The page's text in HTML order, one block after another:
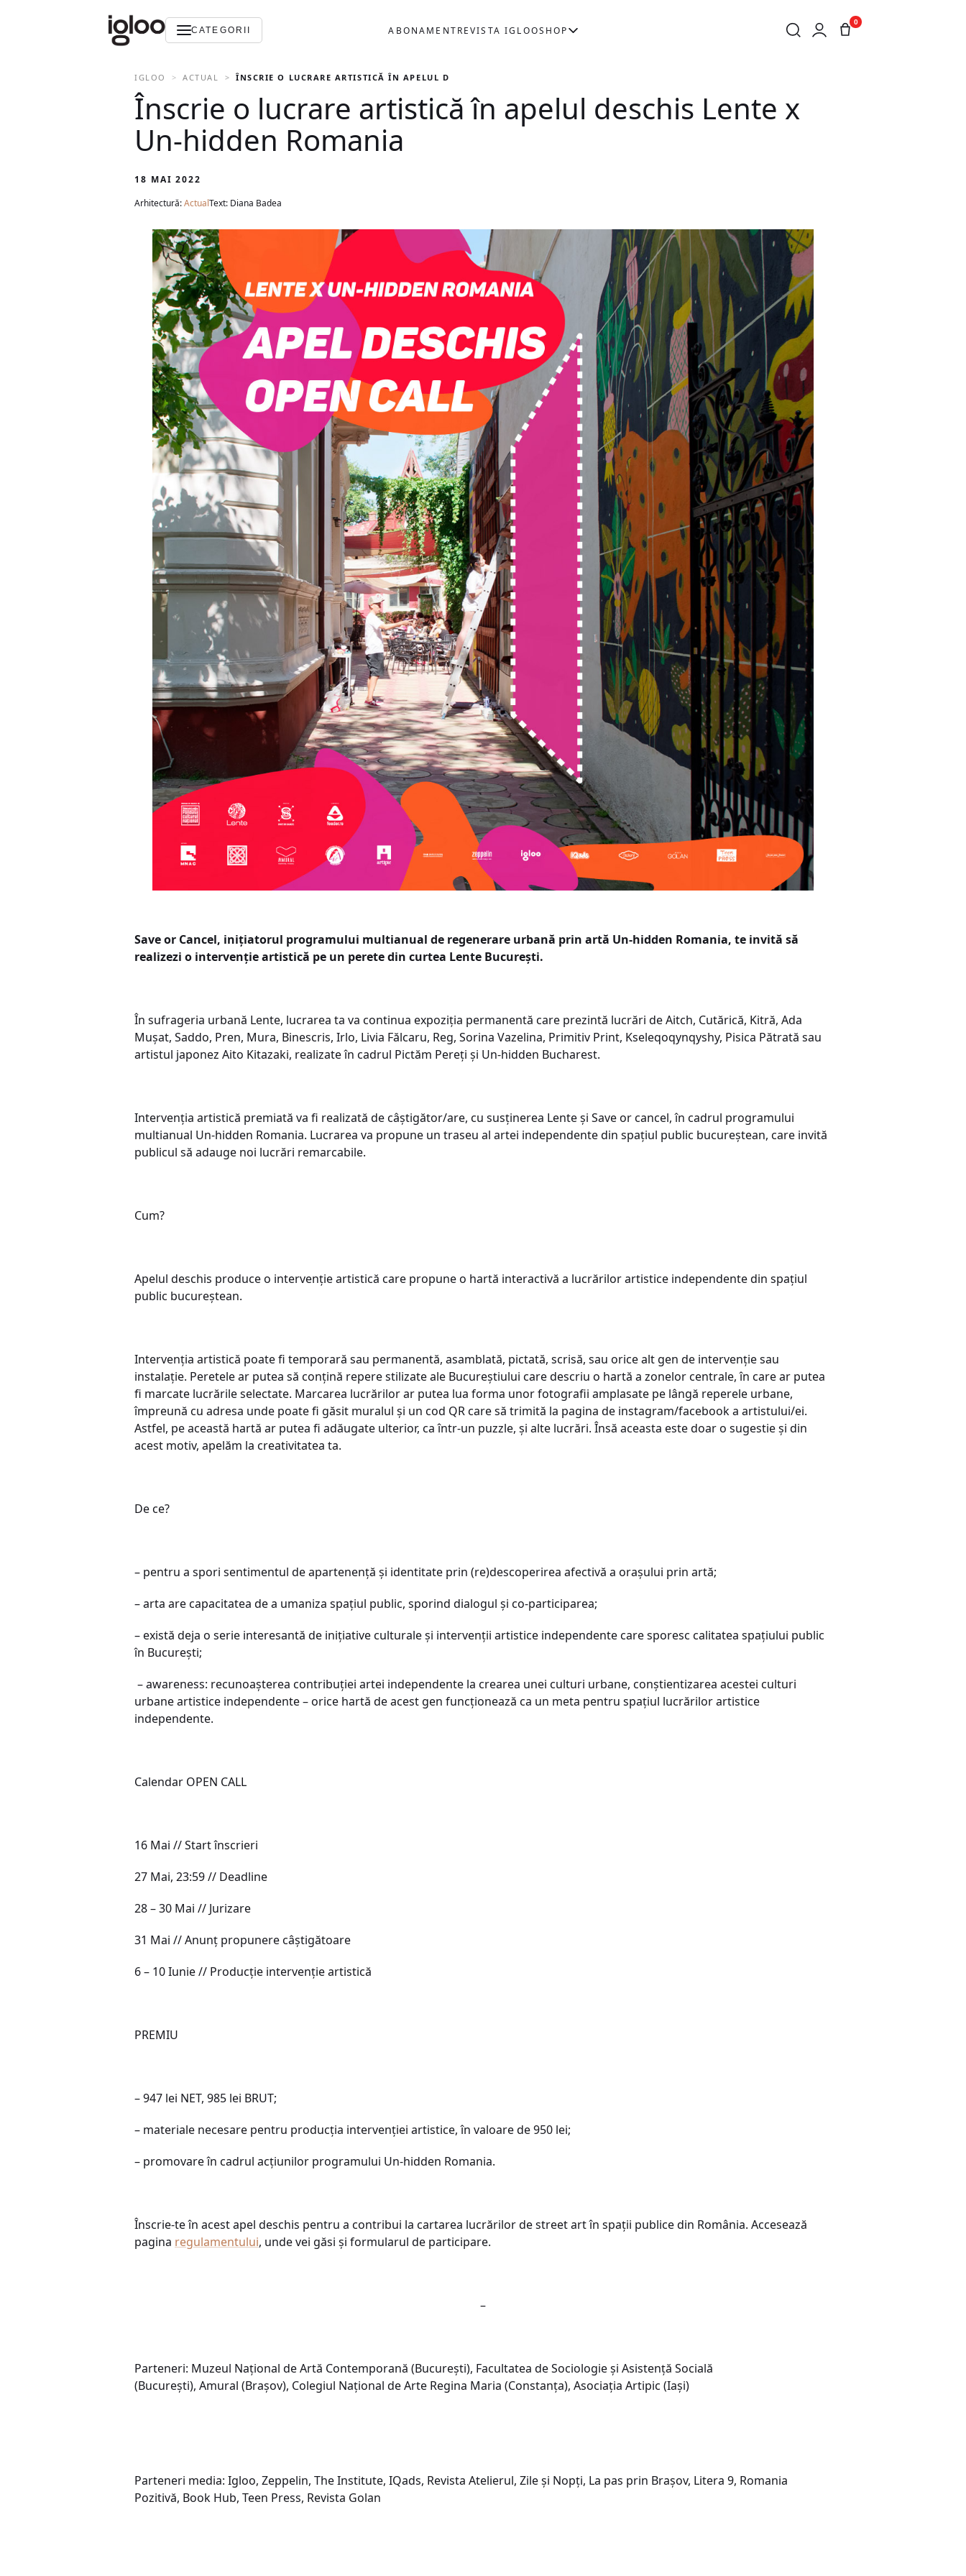
CATEGORII ABONAMENTREVISTA IGLOOSHOP
0
IGLOO ACTUAL ÎNSCRIE O LUCRARE ARTISTICĂ ÎN APELUL DESCHIS LENTE X UN-HIDDEN ROMANIA
Înscrie o lucrare artistică în apelul deschis Lente x
Un-hidden Romania
18 MAI 2022
Arhitectură:ActualText: Diana Badea
Save or Cancel, inițiatorul programului multianual de regenerare urbană prin artă Un-hidden Romania, te invită să
realizezi o intervenție artistică pe un perete din curtea Lente București.
În sufrageria urbană Lente, lucrarea ta va continua expoziția permanentă care prezintă lucrări de Aitch, Cutărică, Kitră, Ada
Mușat, Saddo, Pren, Mura, Binescris, Irlo, Livia Fălcaru, Reg, Sorina Vazelina, Primitiv Print, Kseleqoqynqyshy, Pisica Pătrată sau
artistul japonez Aito Kitazaki, realizate în cadrul Pictăm Pereți și Un-hidden Bucharest.
Intervenția artistică premiată va fi realizată de câștigător/are, cu susținerea Lente și Save or cancel, în cadrul programului
multianual Un-hidden Romania. Lucrarea va propune un traseu al artei independente din spațiul public bucureștean, care invită
publicul să adauge noi lucrări remarcabile.
Cum?
Apelul deschis produce o intervenție artistică care propune o hartă interactivă a lucrărilor artistice independente din spațiul
public bucureștean.
Intervenția artistică poate fi temporară sau permanentă, asamblată, pictată, scrisă, sau orice alt gen de intervenție sau
instalație. Peretele ar putea să conțină repere stilizate ale Bucureștiului care descriu o hartă a zonelor centrale, în care ar putea
fi marcate lucrările selectate. Marcarea lucrărilor ar putea lua forma unor fotografii amplasate pe lângă reperele urbane,
împreună cu adresa unde poate fi găsit muralul și un cod QR care să trimită la pagina de instagram/facebook a artistului/ei.
Astfel, pe această hartă ar putea fi adăugate ulterior, ca într-un puzzle, și alte lucrări. Însă aceasta este doar o sugestie și din
acest motiv, apelăm la creativitatea ta.
De ce?
– pentru a spori sentimentul de apartenență și identitate prin (re)descoperirea afectivă a orașului prin artă;
– arta are capacitatea de a umaniza spațiul public, sporind dialogul și co-participarea;
– există deja o serie interesantă de inițiative culturale și intervenții artistice independente care sporesc calitatea spațiului public
în București;
– awareness: recunoașterea contribuției artei independente la crearea unei culturi urbane, conștientizarea acestei culturi
urbane artistice independente – orice hartă de acest gen funcționează ca un meta pentru spațiul lucrărilor artistice
independente.
Calendar OPEN CALL
16 Mai // Start înscrieri
27 Mai, 23:59 // Deadline
28 – 30 Mai // Jurizare
31 Mai // Anunț propunere câștigătoare
6 – 10 Iunie // Producție intervenție artistică
PREMIU
– 947 lei NET, 985 lei BRUT;
– materiale necesare pentru producția intervenției artistice, în valoare de 950 lei;
– promovare în cadrul acțiunilor programului Un-hidden Romania.
Înscrie-te în acest apel deschis pentru a contribui la cartarea lucrărilor de street art în spații publice din România. Accesează
pagina regulamentului, unde vei găsi și formularul de participare.
–
Parteneri: Muzeul Național de Artă Contemporană (București), Facultatea de Sociologie și Asistență Socială
(București), Amural (Brașov), Colegiul Național de Arte Regina Maria (Constanța), Asociația Artipic (Iași)
Parteneri media: Igloo, Zeppelin, The Institute, IQads, Revista Atelierul, Zile și Nopți, La pas prin Brașov, Litera 9, Romania
Pozitivă, Book Hub, Teen Press, Revista Golan